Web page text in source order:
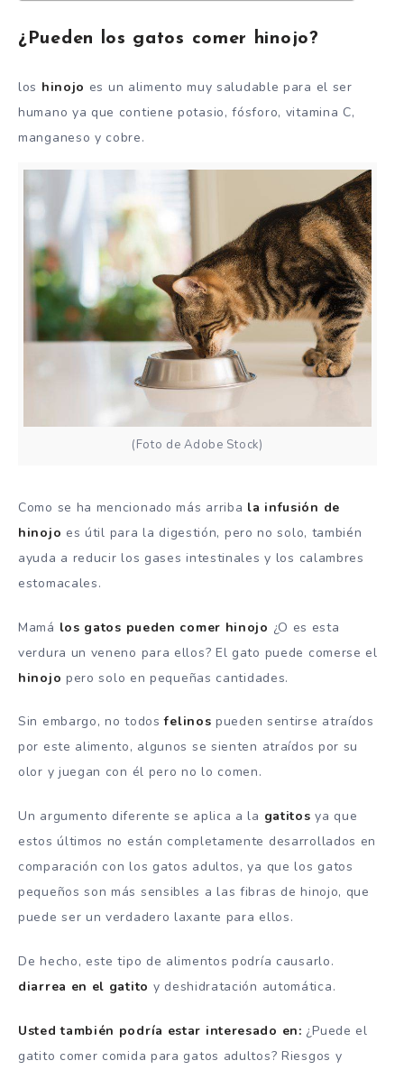
¿Pueden los gatos comer hinojo?
los hinojo es un alimento muy saludable para el ser
humano ya que contiene potasio, fósforo, vitamina C,
manganeso y cobre.
(Foto de Adobe Stock)
Como se ha mencionado más arriba la infusión de
hinojo es útil para la digestión, pero no solo, también
ayuda a reducir los gases intestinales y los calambres
estomacales.
Mamá los gatos pueden comer hinojo ¿O es esta
verdura un veneno para ellos? El gato puede comerse el
hinojo pero solo en pequeñas cantidades.
Sin embargo, no todosfelinos pueden sentirse atraídos
por este alimento, algunos se sienten atraídos por su
olor y juegan con él pero no lo comen.
Un argumento diferente se aplica a la gatitos ya que
estos últimos no están completamente desarrollados en
comparación con los gatos adultos, ya que los gatos
pequeños son más sensibles a las fibras de hinojo, que
puede ser un verdadero laxante para ellos.
De hecho, este tipo de alimentos podría causarlo.
diarrea en el gatito y deshidratación automática.
Usted también podría estar interesado en: ¿Puede el
gatito comer comida para gatos adultos? Riesgos y